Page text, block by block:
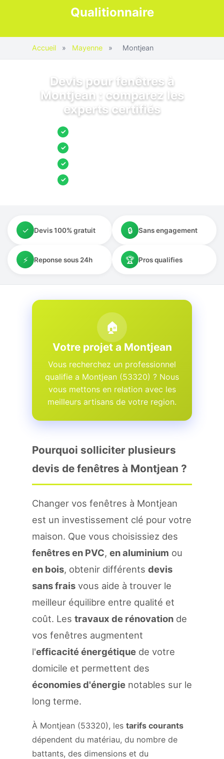
Qualitionnaire
Accueil » Mayenne » Montjean
Devis pour fenêtres à
Montjean : comparez les
experts certifiés
✓
✓
✓
✓
✓ Devis 100% gratuit 🔒 Sans engagement
⚡ Reponse sous 24h 🏆 Pros qualifies
🏠
Votre projet a Montjean
Vous recherchez un professionnel
qualifie a Montjean (53320) ? Nous
vous mettons en relation avec les
meilleurs artisans de votre region.
Pourquoi solliciter plusieurs
devis de fenêtres à Montjean ?
Changer vos fenêtres à Montjean
est un investissement clé pour votre
maison. Que vous choisissiez des
fenêtres en PVC, en aluminium ou
en bois, obtenir différents devis
sans frais vous aide à trouver le
meilleur équilibre entre qualité et
coût. Les travaux de rénovation de
vos fenêtres augmentent
l'efficacité énergétique de votre
domicile et permettent des
économies d'énergie notables sur le
long terme.
À Montjean (53320), les tarifs courants
dépendent du matériau, du nombre de
battants, des dimensions et du